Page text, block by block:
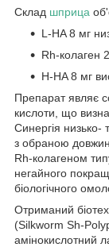
Склад шприца
L-HA 8 мг
Rh-колаген
H-HA 8 мг
Препарат являє
кислоти, що
Синергія низько-
з обраною
Rh-колагеном
негайного
біологічного
Отриманий
(Silkworm Sh-
амінокислотний